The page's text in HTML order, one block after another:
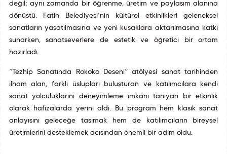
değil; aynı zamanda bir öğrenme, üretim ve paylaşım alanına
dönüştü. Fatih Belediyesi’nin kültürel etkinlikleri geleneksel
sanatların yaşatılmasına ve yeni kuşaklara aktarılmasına katkı
sunarken, sanatseverlere de estetik ve öğretici bir ortam
hazırladı.
“Tezhip Sanatında Rokoko Deseni” atölyesi sanat tarihinden
ilham alan, farklı üslupları buluşturan ve katılımcılara kendi
sanat yolculuklarını deneyimleme imkanı tanıyan bir etkinlik
olarak hafızalarda yerini aldı. Bu program hem klasik sanat
anlayışını geleceğe taşımak hem de katılımcıların bireysel
üretimlerini desteklemek açısından önemli bir adım oldu.